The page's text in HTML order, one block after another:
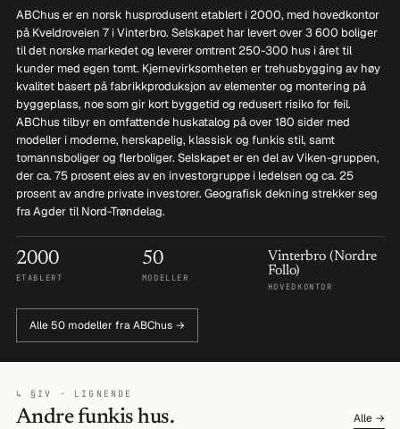
ABChus er en norsk husprodusent etablert i 2000, med hovedkontor
på Kveldroveien 7 i Vinterbro. Selskapet har levert over 3 600 boliger
til det norske markedet og leverer omtrent 250-300 hus i året til
kunder med egen tomt. Kjernevirksomheten er trehusbygging av høy
kvalitet basert på fabrikkproduksjon av elementer og montering på
byggeplass, noe som gir kort byggetid og redusert risiko for feil.
ABChus tilbyr en omfattende huskatalog på over 180 sider med
modeller i moderne, herskapelig, klassisk og funkis stil, samt
tomannsboliger og flerboliger. Selskapet er en del av Viken-gruppen,
der ca. 75 prosent eies av en investorgruppe i ledelsen og ca. 25
prosent av andre private investorer. Geografisk dekning strekker seg
fra Agder til Nord-Trøndelag.
2000
ETABLERT
50
MODELLER
Vinterbro (Nordre
Follo)
HOVEDKONTOR
Alle 50 modeller fra ABChus →
↳ §IV · LIGNENDE
Andre funkis hus. Alle →